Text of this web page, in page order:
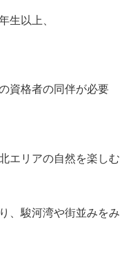
生以上、
資格者の同伴が必要
エリアの自然を楽しむ
、駿河湾や街並みをみ